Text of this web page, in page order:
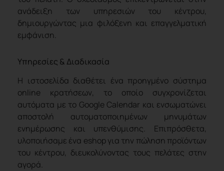
ανάδειξη των υπηρεσιών του κέντρου,
δημιουργώντας μια φιλόξενη και επαγγελματική
εμφάνιση.
Υπηρεσίες & Διαδικασία
Η ιστοσελίδα διαθέτει ένα προηγμένο σύστημα
online κρατήσεων, το οποίο συγχρονίζεται
αυτόματα με το Google Calendar και ενσωματώνει
αποστολή αυτοματοποιημένων μηνυμάτων
ενημέρωσης και υπενθύμισης. Επιπρόσθετα,
υλοποιήσαμε ένα eshop για την πώληση προϊόντων
του κέντρου, διευκολύνοντας τους πελάτες στην
αγορά.